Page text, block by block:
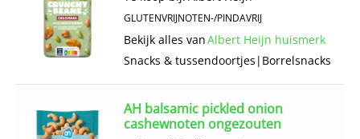
GLUTENVRIJNOTEN-/PINDAVRIJ
Bekijk alles vanAlbert Heijn huismerk
Snacks & tussendoortjes | Borrelsnacks
AH balsamic pickled onion
cashewnoten ongezouten